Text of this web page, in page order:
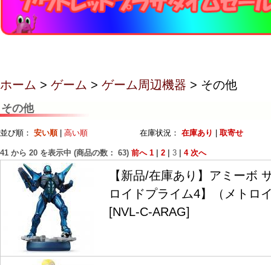
ホーム > ゲーム > ゲーム周辺機器 > その他
その他
並び順： 安い順| 高い順 在庫状況： 在庫あり 取寄せ
41 から 20 を表示中 (商品の数： 63) 前へ 1 2 3 4 次へ
【新品/在庫あり】アミーボ
ロイドプライム4】（メトロ
[NVL-C-ARAG]